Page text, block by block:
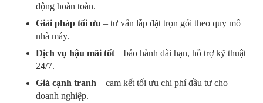
động hoàn toàn.
Giải pháp tối ưu – tư vấn lắp đặt trọn gói theo quy mô
nhà máy.
Dịch vụ hậu mãi tốt – bảo hành dài hạn, hỗ trợ kỹ thuật
24/7.
Giá cạnh tranh – cam kết tối ưu chi phí đầu tư cho
doanh nghiệp.